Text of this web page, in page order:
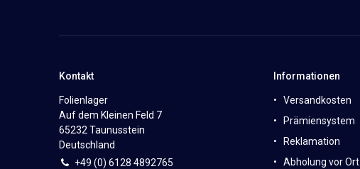
Kontakt
Folienlager
Auf dem Kleinen Feld 7
65232 Taunusstein
Deutschland
+49 (0) 6128 4892765
Informationen
Versandkosten
Prämiensystem
Reklamation
Abholung vor Ort